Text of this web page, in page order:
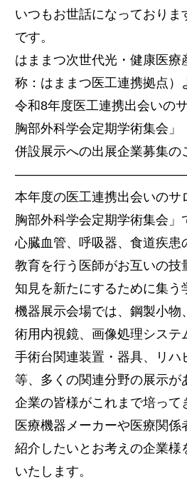
いつもお世話になっておりま
です。
はままつ次世代光・健康医療
称：はままつ医工連携拠点）
令和8年度医工連携出会いの
胸部外科学会定期学術集会」
併設展示への出展企業募集の
本年度の医工連携出会いのサ
胸部外科学会定期学術集会」
心臓血管、呼吸器、食道疾患
教育を行う医師がお互いの技
知見を新たにするために集う
機器展示会場では、鋼製小物
術用内視鏡、画像処理システ
手術台関連装置・器具、リハ
等、多くの関連分野の展示が
企業の皆様がこれまで培って
医療機器メーカーや医療関係
紹介したいとお考えの企業様
いたします。